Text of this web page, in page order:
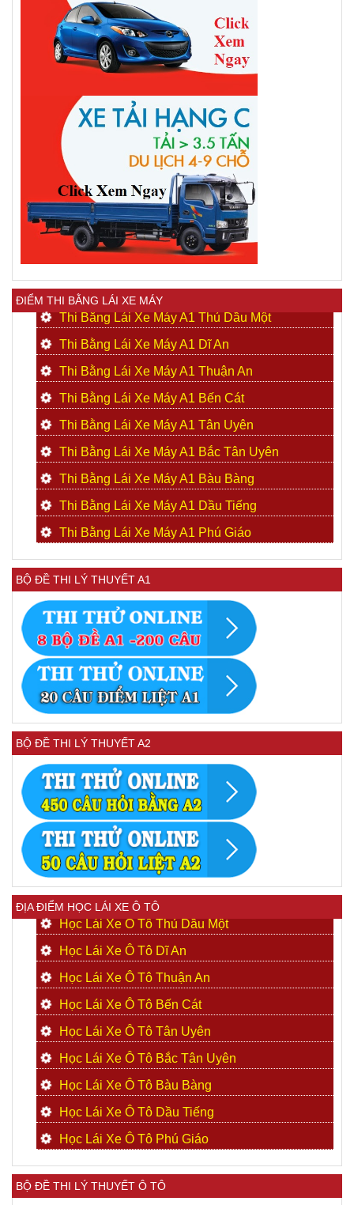
ĐIỂM THI BẰNG LÁI XE MÁY
Thi Bằng Lái Xe Máy A1 Thủ Dầu Một
Thi Bằng Lái Xe Máy A1 Dĩ An
Thi Bằng Lái Xe Máy A1 Thuận An
Thi Bằng Lái Xe Máy A1 Bến Cát
Thi Bằng Lái Xe Máy A1 Tân Uyên
Thi Bằng Lái Xe Máy A1 Bắc Tân Uyên
Thi Bằng Lái Xe Máy A1 Bàu Bàng
Thi Bằng Lái Xe Máy A1 Dầu Tiếng
Thi Bằng Lái Xe Máy A1 Phú Giáo
BỘ ĐỀ THI LÝ THUYẾT A1
BỘ ĐỀ THI LÝ THUYẾT A2
ĐỊA ĐIỂM HỌC LÁI XE Ô TÔ
Học Lái Xe Ô Tô Thủ Dầu Một
Học Lái Xe Ô Tô Dĩ An
Học Lái Xe Ô Tô Thuận An
Học Lái Xe Ô Tô Bến Cát
Học Lái Xe Ô Tô Tân Uyên
Học Lái Xe Ô Tô Bắc Tân Uyên
Học Lái Xe Ô Tô Bàu Bàng
Học Lái Xe Ô Tô Dầu Tiếng
Học Lái Xe Ô Tô Phú Giáo
BỘ ĐỀ THI LÝ THUYẾT Ô TÔ